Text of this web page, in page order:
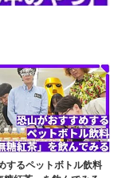
するペットボトル飲料